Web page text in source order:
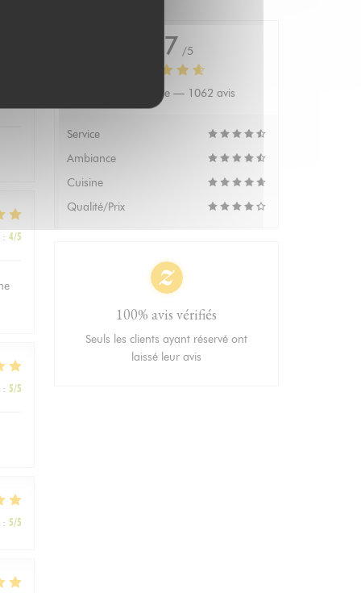
: 4/5
: 5/5
: 5/5
4.7 /5
Note moyenne — 1062 avis
Service
Ambiance
Cuisine
Qualité/Prix
100% avis vérifiés
Seuls les clients ayant réservé ont
laissé leur avis